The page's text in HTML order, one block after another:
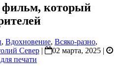
который
, Вдохновение, Всяко-разно,
Север |
02 марта, 2025 |
печати